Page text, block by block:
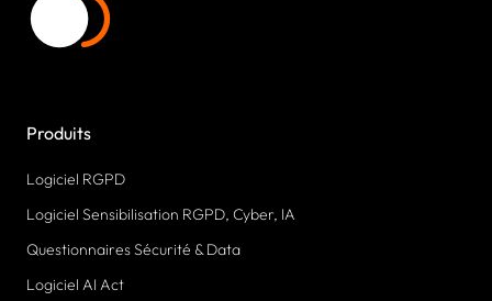
Produits
Logiciel RGPD
Logiciel Sensibilisation RGPD, Cyber, IA
Questionnaires Sécurité & Data
Logiciel AI Act